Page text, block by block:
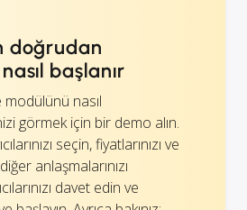
doğrudan
başlanır
modülünü nasıl
görmek için bir demo alın.
seçin, fiyatlarınızı ve
diğer anlaşmalarınızı
davet edin ve